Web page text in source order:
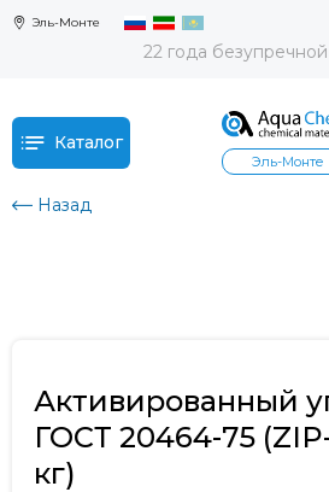
Эль-Монте
22 года
Каталог
Эль-Монте
Назад
Активированный
ГОСТ 20464-75
кг)